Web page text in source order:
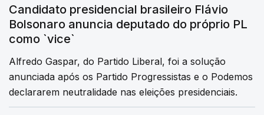
Candidato presidencial brasileiro Flávio
Bolsonaro anuncia deputado do próprio PL
como `vice`
Alfredo Gaspar, do Partido Liberal, foi a solução
anunciada após os Partido Progressistas e o Podemos
declararem neutralidade nas eleições presidenciais.